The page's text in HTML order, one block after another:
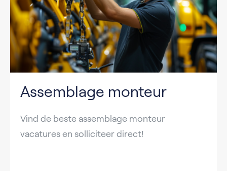
Assemblage monteur
Vind de beste assemblage monteur
vacatures en solliciteer direct!